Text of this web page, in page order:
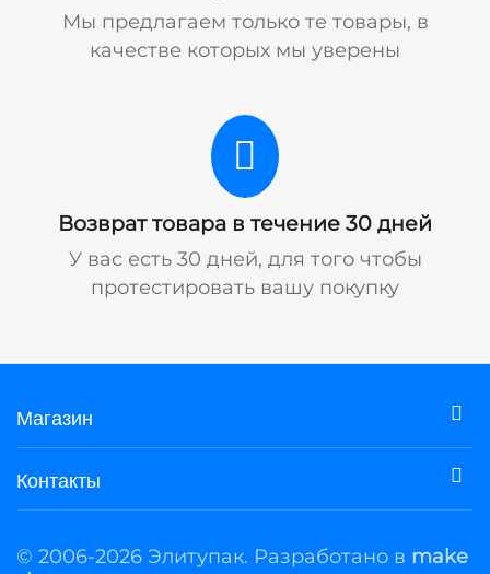
Мы предлагаем только те товары, в
качестве которых мы уверены
Возврат товара в течение 30 дней
У вас есть 30 дней, для того чтобы
протестировать вашу покупку
Магазин
Контакты
© 2006-2026 Элитупак. Разработано в make